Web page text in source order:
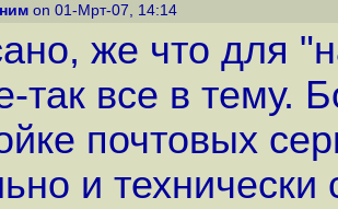
on 01-Мрт-07, 14:14
же что для
так все в тему.
почтовых
и технически